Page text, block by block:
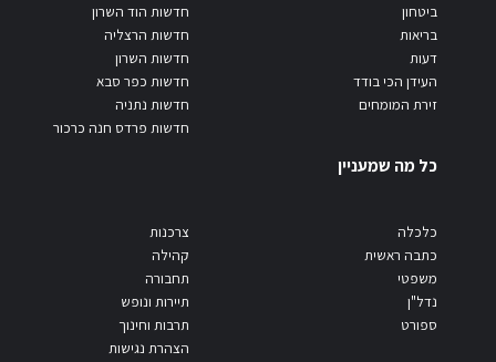
ביטחון
בריאות
דעות
העידן הכי בודד
זירת המומחים
חדשות הוד השרון
חדשות הרצליה
חדשות השרון
חדשות כפר סבא
חדשות נתניה
חדשות פרדס חנה כרכור
כל מה שמעניין
כלכלה
כתבה ראשית
משפטי
נדל"ן
ספורט
צרכנות
קהילה
תחבורה
תיירות ונופש
תרבות וחינוך
הצהרת נגישות